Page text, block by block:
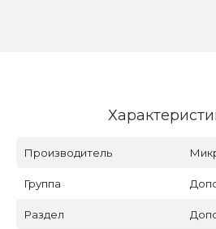
Производитель
Группа
Раздел